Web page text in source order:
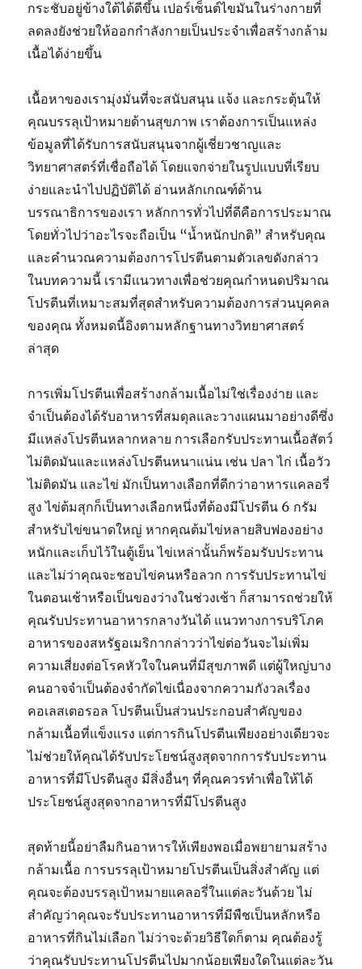
กระชับอยู่ข้างใต้ได้ดีขึ้น เปอร์เซ็นต์ไขมันในร่างกายที่
ลดลงยังช่วยให้ออกกำลังกายเป็นประจำเพื่อสร้างกล้าม
เนื้อได้ง่ายขึ้น
เนื้อหาของเรามุ่งมั่นที่จะสนับสนุน แจ้ง และกระตุ้นให้
คุณบรรลุเป้าหมายด้านสุขภาพ เราต้องการเป็นแหล่ง
ข้อมูลที่ได้รับการสนับสนุนจากผู้เชี่ยวชาญและ
วิทยาศาสตร์ที่เชื่อถือได้ โดยแจกจ่ายในรูปแบบที่เรียบ
ง่ายและนำไปปฏิบัติได้ อ่านหลักเกณฑ์ด้าน
บรรณาธิการของเรา หลักการทั่วไปที่ดีคือการประมาณ
โดยทั่วไปว่าอะไรจะถือเป็น “น้ำหนักปกติ” สำหรับคุณ
และคำนวณความต้องการโปรตีนตามตัวเลขดังกล่าว
ในบทความนี้ เรามีแนวทางเพื่อช่วยคุณกำหนดปริมาณ
โปรตีนที่เหมาะสมที่สุดสำหรับความต้องการส่วนบุคคล
ของคุณ ทั้งหมดนี้อิงตามหลักฐานทางวิทยาศาสตร์
ล่าสุด
การเพิ่มโปรตีนเพื่อสร้างกล้ามเนื้อไม่ใช่เรื่องง่าย และ
จำเป็นต้องได้รับอาหารที่สมดุลและวางแผนมาอย่างดีซึ่ง
มีแหล่งโปรตีนหลากหลาย การเลือกรับประทานเนื้อสัตว์
ไม่ติดมันและแหล่งโปรตีนหนาแน่น เช่น ปลา ไก่ เนื้อวัว
ไม่ติดมัน และไข่ มักเป็นทางเลือกที่ดีกว่าอาหารแคลอรี่
สูง ไข่ต้มสุกก็เป็นทางเลือกหนึ่งที่ต้องมีโปรตีน 6 กรัม
สำหรับไข่ขนาดใหญ่ หากคุณต้มไข่หลายสิบฟองอย่าง
หนักและเก็บไว้ในตู้เย็น ไข่เหล่านั้นก็พร้อมรับประทาน
และไม่ว่าคุณจะชอบไข่คนหรือลวก การรับประทานไข่
ในตอนเช้าหรือเป็นของว่างในช่วงเช้า ก็สามารถช่วยให้
คุณรับประทานอาหารกลางวันได้ แนวทางการบริโภค
อาหารของสหรัฐอเมริกากล่าวว่าไข่ต่อวันจะไม่เพิ่ม
ความเสี่ยงต่อโรคหัวใจในคนที่มีสุขภาพดี แต่ผู้ใหญ่บาง
คนอาจจำเป็นต้องจำกัดไข่เนื่องจากความกังวลเรื่อง
คอเลสเตอรอล โปรตีนเป็นส่วนประกอบสำคัญของ
กล้ามเนื้อที่แข็งแรง แต่การกินโปรตีนเพียงอย่างเดียวจะ
ไม่ช่วยให้คุณได้รับประโยชน์สูงสุดจากการรับประทาน
อาหารที่มีโปรตีนสูง มีสิ่งอื่นๆ ที่คุณควรทำเพื่อให้ได้
ประโยชน์สูงสุดจากอาหารที่มีโปรตีนสูง
สุดท้ายนี้อย่าลืมกินอาหารให้เพียงพอเมื่อพยายามสร้าง
กล้ามเนื้อ การบรรลุเป้าหมายโปรตีนเป็นสิ่งสำคัญ แต่
คุณจะต้องบรรลุเป้าหมายแคลอรี่ในแต่ละวันด้วย ไม่
สำคัญว่าคุณจะรับประทานอาหารที่มีพืชเป็นหลักหรือ
อาหารที่กินไม่เลือก ไม่ว่าจะด้วยวิธีใดก็ตาม คุณต้องรู้
ว่าคุณรับประทานโปรตีนไปมากน้อยเพียงใดในแต่ละวัน